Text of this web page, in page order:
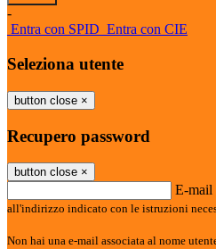
-
Entra con SPID Entra con CIE
Seleziona utente
button close ×
Recupero password
button close ×
E-mail
all'indirizzo indicato con le istruzioni
Non hai una e-mail associata al nome